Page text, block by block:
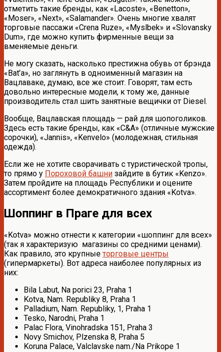
отметить такие бренды, как «Lacoste», «Benetton»,
«Moser», «Next», «Salamander». Очень многие хвалят
торговые пассажи «Crena Ruze», «Myslbek» и «Slovansky
Dum», где можно купить фирменные вещи за
вменяемые деньги.
Не могу сказать, насколько престижна обувь от брэнда
«Bat’a», но заглянуть в одноименный магазин на
Вацлаваке, думаю, все же стоит. Говорят, там есть
довольно интересные модели, к тому же, данные
производитель стал шить занятные вещички от Diesel.
Вообще, Вацлавская площадь — рай для шопоголиков.
Здесь есть такие бренды, как «С&A» (отличные мужские
сорочки), «Jannis», «Kenvelo» (молодежная, стильная
одежда).
Если же не хотите сворачивать с туристической тропы,
то прямо у Пороховой башни зайдите в бутик «Kenzo».
Затем пройдите на площадь Республики и оцените
ассортимент более демократичного здания «Kotva».
Шоппинг в Праге для всех
«Kotva» можно отнести к категории «шоппинг для всех»
(так я характеризую магазины со средними ценами).
Как правило, это крупные торговые центры
(гипермаркеты). Вот адреса наиболее популярных из
них:
Bila Labut, Na porici 23, Praha 1
Kotva, Nam. Republiky 8, Praha 1
Palladium, Nam. Republiky, 1, Praha 1
Tesko, Narodni, Praha 1
Palac Flora, Vinohradska 151, Praha 3
Novy Smichov, Plzenska 8, Praha 5
Koruna Palace, Valclavske nam./Na Prikope 1